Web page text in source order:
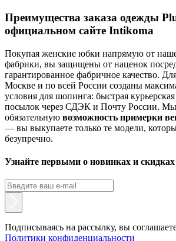
Преимущества заказа одежды
официальном сайте Intikoma
Покупая женские юбки напрямую от
фабрики, вы защищены от наценок
гарантированное фабричное качество.
Москве и по всей России созданы
условия для шопинга: быстрая
посылок через СДЭК и Почту России. Мы
обязательную возможность примерки
— вы выкупаете только те модели,
безупречно.
Узнайте первыми о новинках и скидках
Подписываясь на рассылку, вы
Политики конфиденциальности